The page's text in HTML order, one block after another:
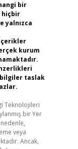
bir
hiçbir
yalnızca
kurum
taslak
Teknolojileri
bir Yer
veya
Ancak,